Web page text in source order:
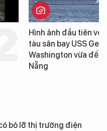
Cận cảnh chiến hạm
tống tàu sân bay USS
George Washington
Đà Nẵng
bỏ lỡ thị trường điện